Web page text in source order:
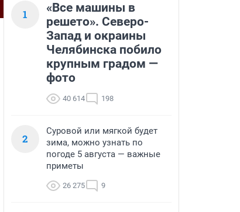
1
«Все машины в
решето». Северо-
Запад и окраины
Челябинска побило
крупным градом —
фото
40 614 198
2
Суровой или мягкой будет
зима, можно узнать по
погоде 5 августа — важные
приметы
26 275 9